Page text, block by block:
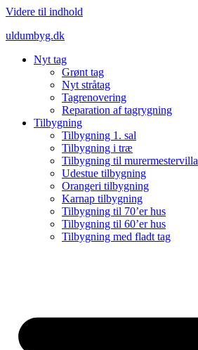
Videre til indhold
uldumbyg.dk
Nyt tag
Grønt tag
Nyt stråtag
Tagrenovering
Reparation af tagrygning
Tilbygning
Tilbygning 1. sal
Tilbygning i træ
Tilbygning til murermestervilla
Udestue tilbygning
Orangeri tilbygning
Karnap tilbygning
Tilbygning til 70’er hus
Tilbygning til 60’er hus
Tilbygning med fladt tag